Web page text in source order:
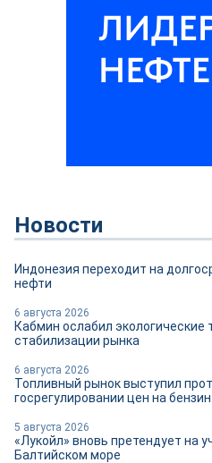
Новости
Индонезия переходит на
нефти
6 августа 2026
Кабмин ослабил экологические
стабилизации рынка
6 августа 2026
Топливный рынок выступил
госрегулировании цен на бензин
5 августа 2026
«Лукойл» вновь претендует на
Балтийском море